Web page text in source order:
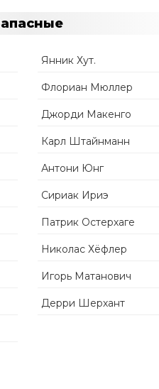
Янник Хут.
Флориан Мюллер
Джорди Макенго
Карл Штайнманн
Антони Юнг
Сириак Ириэ
Патрик Остерхаге
Николас Хёфлер
Игорь Матанович
Дерри Шерхант